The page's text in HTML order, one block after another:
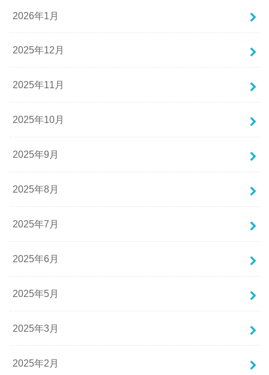
2026年1月
2025年12月
2025年11月
2025年10月
2025年9月
2025年8月
2025年7月
2025年6月
2025年5月
2025年3月
2025年2月